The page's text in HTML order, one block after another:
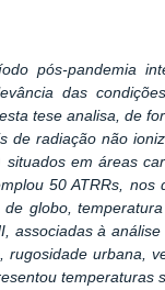
pós-pandemia
das
tese analisa, de
radiação não
em áreas
50 ATRRs, nos
globo,
associadas à
urbana,
temperaturas